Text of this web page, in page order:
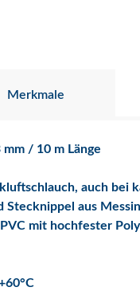
Merkmale
/ 10 m Länge
auch bei
aus
mit hochfester